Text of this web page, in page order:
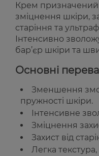
Крем
зміцнення шкіри,
старіння та
Інтенсивно
бар’єр шкіри та
Основні
Зменшення
пружності шкіри.
Інтенсивне
Зміцнення
Захист від
Легка